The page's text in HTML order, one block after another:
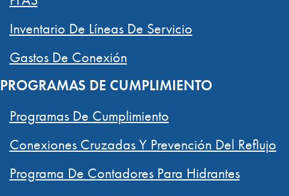
Inventario De Líneas De Servicio
Gastos De Conexión
PROGRAMAS DE CUMPLIMIENTO
Programas De Cumplimiento
Conexiones Cruzadas Y Prevención Del Reflujo
Programa De Contadores Para Hidrantes